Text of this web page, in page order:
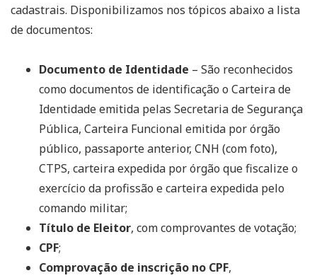
cadastrais. Disponibilizamos nos tópicos abaixo a lista
de documentos:
Documento de Identidade – São reconhecidos
como documentos de identificação o Carteira de
Identidade emitida pelas Secretaria de Segurança
Pública, Carteira Funcional emitida por órgão
público, passaporte anterior, CNH (com foto),
CTPS, carteira expedida por órgão que fiscalize o
exercício da profissão e carteira expedida pelo
comando militar;
Título de Eleitor, com comprovantes de votação;
CPF;
Comprovação de inscrição no CPF,